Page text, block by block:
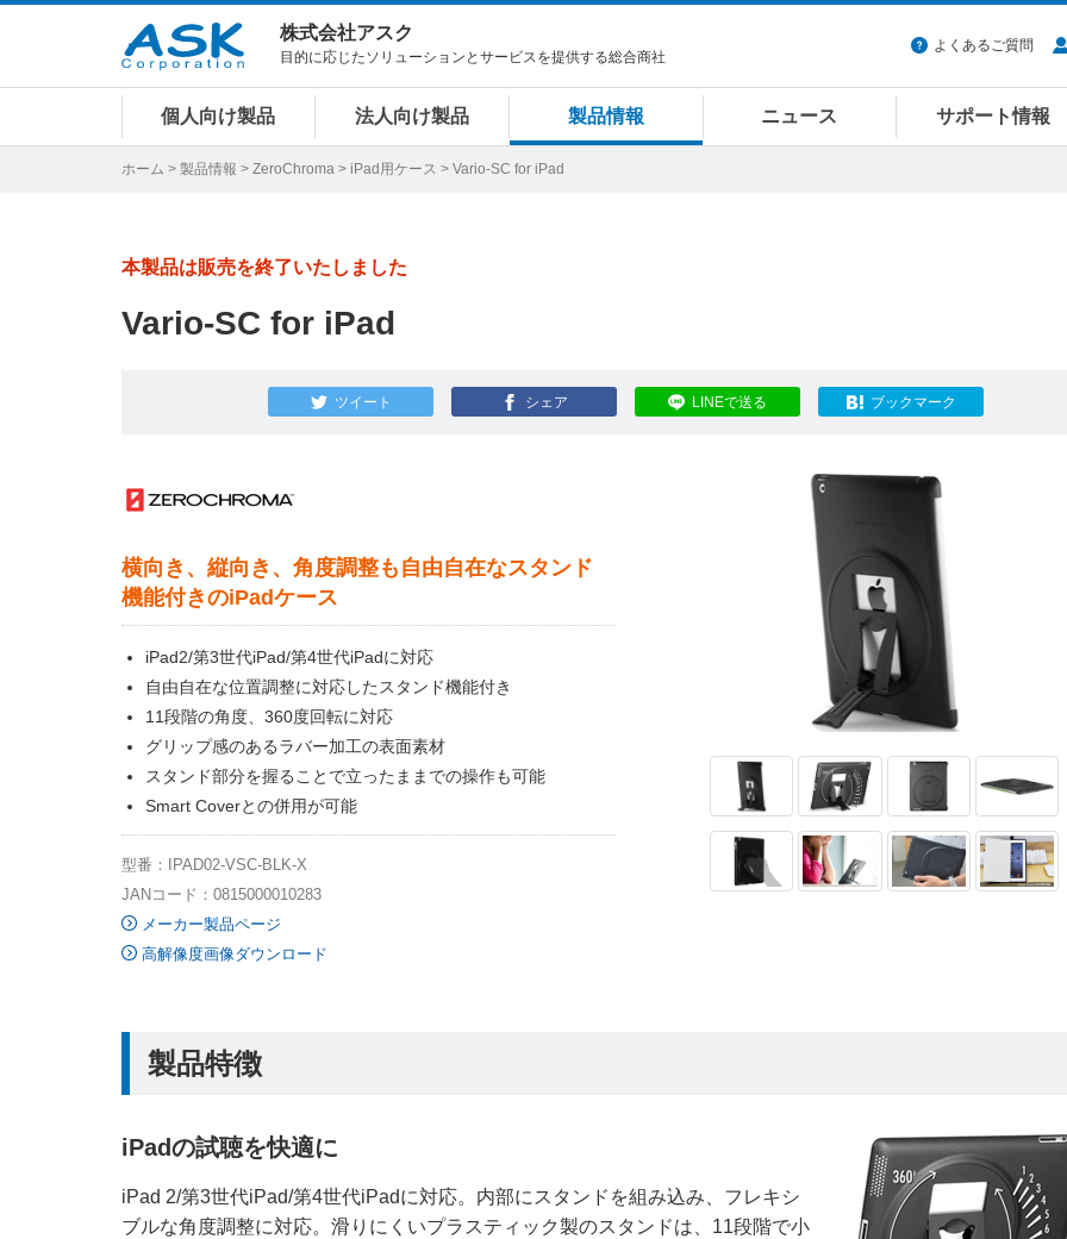
株式会社アスク
目的に応じたソリューションとサービスを提供する総合商社
よくあるご質問
個人向け製品 法人向け製品 製品情報 ニュース サポート情報
ホーム > 製品情報 > ZeroChroma > iPad用ケース > Vario-SC for iPad
本製品は販売を終了いたしました
Vario-SC for iPad
ツイート シェア LINEで送る ブックマーク
横向き、縦向き、角度調整も自由自在なスタンド
機能付きのiPadケース
iPad2/第3世代iPad/第4世代iPadに対応
自由自在な位置調整に対応したスタンド機能付き
11段階の角度、360度回転に対応
グリップ感のあるラバー加工の表面素材
スタンド部分を握ることで立ったままでの操作も可能
Smart Coverとの併用が可能
型番：IPAD02-VSC-BLK-X
JANコード：0815000010283
メーカー製品ページ
高解像度画像ダウンロード
製品特徴
iPadの試聴を快適に
iPad 2/第3世代iPad/第4世代iPadに対応。内部にスタンドを組み込み、フレキシ
ブルな角度調整に対応。滑りにくいプラスティック製のスタンドは、11段階で小